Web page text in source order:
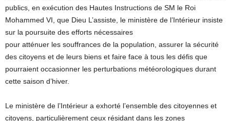
publics, en exécution des Hautes Instructions de SM le Roi
Mohammed VI, que Dieu L’assiste, le ministère de l’Intérieur insiste
sur la poursuite des efforts nécessaires
pour atténuer les souffrances de la population, assurer la sécurité
des citoyens et de leurs biens et faire face à tous les défis que
pourraient occasionner les perturbations météorologiques durant
cette saison d’hiver.
Le ministère de l’Intérieur a exhorté l’ensemble des citoyennes et
citoyens, particulièrement ceux résidant dans les zones